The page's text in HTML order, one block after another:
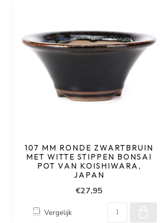
107 MM RONDE ZWARTBRUIN
MET WITTE STIPPEN BONSAI
POT VAN KOISHIWARA,
JAPAN
€27,95
Vergelijk